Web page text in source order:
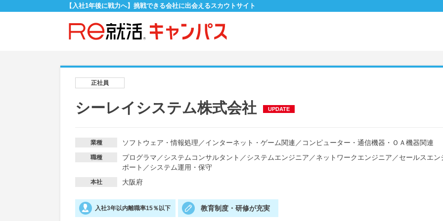
【入社1年後に戦力へ】挑戦できる会社に出会えるスカウトサイト
正社員
シーレイシステム株式会社 UPDATE
業種 ソフトウェア・情報処理 ／インターネット・ゲーム関連 ／ コンピューター・通信機器・ＯＡ機器関連
職種 プログラマ ／システムコンサルタント ／システムエンジニア ／ネットワークエンジニア ／セールスエン
ポート ／システム運用・保守
本社 大阪府
入社3年以内離職率15％以下 教育制度・研修が充実